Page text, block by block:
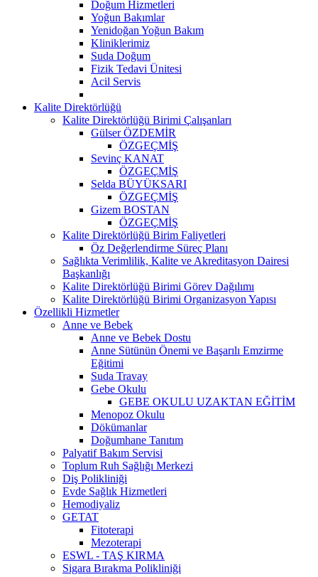
Doğum Hizmetleri
Yoğun Bakımlar
Yenidoğan Yoğun Bakım
Kliniklerimiz
Suda Doğum
Fizik Tedavi Ünitesi
Acil Servis
Kalite Direktörlüğü
Kalite Direktörlüğü Birimi Çalışanları
Gülser ÖZDEMİR
ÖZGEÇMİŞ
Sevinç KANAT
ÖZGEÇMİŞ
Selda BÜYÜKSARI
ÖZGEÇMİŞ
Gizem BOSTAN
ÖZGEÇMİŞ
Kalite Direktörlüğü Birim Faliyetleri
Öz Değerlendirme Süreç Planı
Sağlıkta Verimlilik, Kalite ve Akreditasyon Dairesi
Başkanlığı
Kalite Direktörlüğü Birimi Görev Dağılımı
Kalite Direktörlüğü Birimi Organizasyon Yapısı
Özellikli Hizmetler
Anne ve Bebek
Anne ve Bebek Dostu
Anne Sütünün Önemi ve Başarılı Emzirme
Eğitimi
Suda Travay
Gebe Okulu
GEBE OKULU UZAKTAN EĞİTİM
Menopoz Okulu
Dökümanlar
Doğumhane Tanıtım
Palyatif Bakım Servisi
Toplum Ruh Sağlığı Merkezi
Diş Polikliniği
Evde Sağlık Hizmetleri
Hemodiyaliz
GETAT
Fitoterapi
Mezoterapi
ESWL - TAŞ KIRMA
Sigara Bırakma Polikliniği